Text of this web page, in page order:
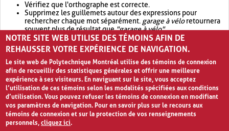
Vérifiez que l'orthographe est correcte.
Supprimez les guillemets autour des expressions pour
rechercher chaque mot séparément. garage à véloretournera
souvent plus de résultat que"garage à vélo".
Envisagez d'élargir votre recherche avec OR.garage OR vélo
retournera souvent plus de résultat quegarage à vélo
NOTRE SITE WEB UTILISE DES TÉMOINS AFIN DE
REHAUSSER VOTRE EXPÉRIENCE DE NAVIGATION.
Le site web de Polytechnique Montréal utilise des témoins de connexion
afin de recueillir des statistiques générales et offrir une meilleure
expérience à ses visiteurs. En naviguant sur le site, vous acceptez
l’utilisation de ces témoins selon les modalités spécifiées aux conditions
d’utilisation. Vous pouvez refuser les témoins de connexion en modifiant
vos paramètres de navigation. Pour en savoir plus sur le recours aux
témoins de connexion et sur la protection de vos renseignements
personnels,cliquez ici.